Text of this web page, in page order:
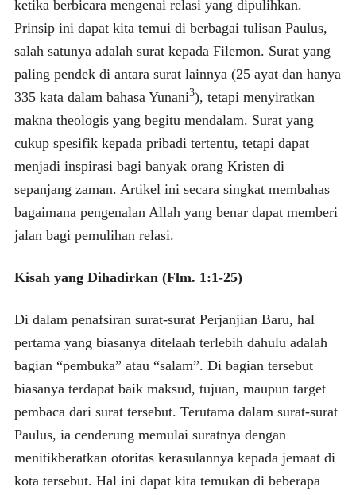
ketika berbicara mengenai relasi yang dipulihkan.
Prinsip ini dapat kita temui di berbagai tulisan Paulus,
salah satunya adalah surat kepada Filemon. Surat yang
paling pendek di antara surat lainnya (25 ayat dan hanya
335 kata dalam bahasa Yunani3), tetapi menyiratkan
makna theologis yang begitu mendalam. Surat yang
cukup spesifik kepada pribadi tertentu, tetapi dapat
menjadi inspirasi bagi banyak orang Kristen di
sepanjang zaman. Artikel ini secara singkat membahas
bagaimana pengenalan Allah yang benar dapat memberi
jalan bagi pemulihan relasi.
Kisah yang Dihadirkan (Flm. 1:1-25)
Di dalam penafsiran surat-surat Perjanjian Baru, hal
pertama yang biasanya ditelaah terlebih dahulu adalah
bagian “pembuka” atau “salam”. Di bagian tersebut
biasanya terdapat baik maksud, tujuan, maupun target
pembaca dari surat tersebut. Terutama dalam surat-surat
Paulus, ia cenderung memulai suratnya dengan
menitikberatkan otoritas kerasulannya kepada jemaat di
kota tersebut. Hal ini dapat kita temukan di beberapa